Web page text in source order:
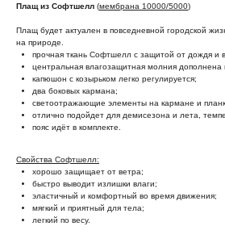
Плащ из Софтшелл (мембрана 10000/5000)
Плащ будет актуален в повседневной городской
на природе.
прочная ткань Софтшелл с защитой от дождя и
центральная влагозащитная молния дополнена
капюшон с козырьком легко регулируется;
два боковых кармана;
светоотражающие элементы на кармане и
отлично подойдет для демисезона и лета,
пояс идёт в комплекте.
Свойства Софтшелл:
хорошо защищает от ветра;
быстро выводит излишки влаги;
эластичный и комфортный во время движения;
мягкий и приятный для тела;
легкий по весу.